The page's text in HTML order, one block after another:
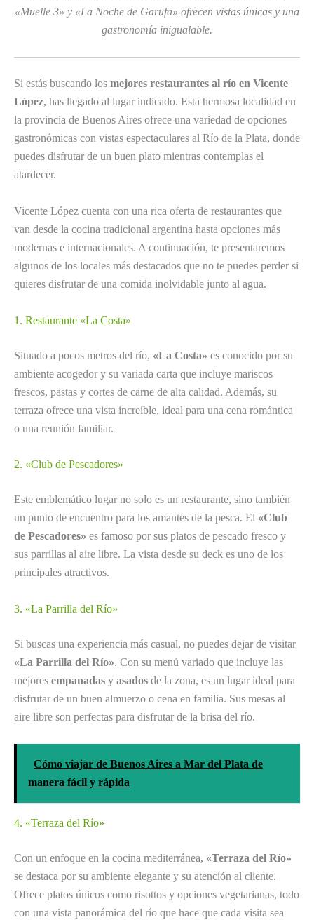
«Muelle 3» y «La Noche de Garufa» ofrecen vistas únicas y una
gastronomía inigualable.
Si estás buscando los mejores restaurantes al río en Vicente
López, has llegado al lugar indicado. Esta hermosa localidad en
la provincia de Buenos Aires ofrece una variedad de opciones
gastronómicas con vistas espectaculares al Río de la Plata, donde
puedes disfrutar de un buen plato mientras contemplas el
atardecer.
Vicente López cuenta con una rica oferta de restaurantes que
van desde la cocina tradicional argentina hasta opciones más
modernas e internacionales. A continuación, te presentaremos
algunos de los locales más destacados que no te puedes perder si
quieres disfrutar de una comida inolvidable junto al agua.
1. Restaurante «La Costa»
Situado a pocos metros del río, «La Costa» es conocido por su
ambiente acogedor y su variada carta que incluye mariscos
frescos, pastas y cortes de carne de alta calidad. Además, su
terraza ofrece una vista increíble, ideal para una cena romántica
o una reunión familiar.
2. «Club de Pescadores»
Este emblemático lugar no solo es un restaurante, sino también
un punto de encuentro para los amantes de la pesca. El «Club
de Pescadores» es famoso por sus platos de pescado fresco y
sus parrillas al aire libre. La vista desde su deck es uno de los
principales atractivos.
3. «La Parrilla del Río»
Si buscas una experiencia más casual, no puedes dejar de visitar
«La Parrilla del Río». Con su menú variado que incluye las
mejores empanadas y asados de la zona, es un lugar ideal para
disfrutar de un buen almuerzo o cena en familia. Sus mesas al
aire libre son perfectas para disfrutar de la brisa del río.
Cómo viajar de Buenos Aires a Mar del Plata de
manera fácil y rápida
4. «Terraza del Río»
Con un enfoque en la cocina mediterránea, «Terraza del Río»
se destaca por su ambiente elegante y su atención al cliente.
Ofrece platos únicos como risottos y opciones vegetarianas, todo
con una vista panorámica del río que hace que cada visita sea